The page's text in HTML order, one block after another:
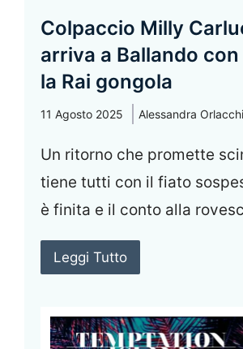
Colpaccio Milly
arriva a Ballando con
la Rai gongola
11 Agosto 2025 Alessandra
Un ritorno che promette
tiene tutti con il fiato
è finita e il conto alla
Leggi Tutto